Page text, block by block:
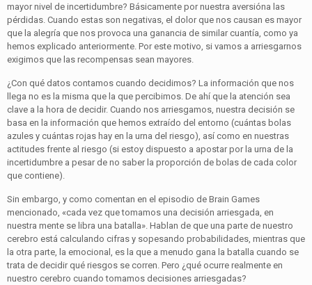
mayor nivel de incertidumbre? Básicamente por nuestra aversióna las
pérdidas. Cuando estas son negativas, el dolor que nos causan es mayor
que la alegría que nos provoca una ganancia de similar cuantía, como ya
hemos explicado anteriormente. Por este motivo, si vamos a arriesgarnos
exigimos que las recompensas sean mayores.
¿Con qué datos contamos cuando decidimos? La información que nos
llega no es la misma que la que percibimos. De ahí que la atención sea
clave a la hora de decidir. Cuando nos arriesgamos, nuestra decisión se
basa en la información que hemos extraído del entorno (cuántas bolas
azules y cuántas rojas hay en la urna del riesgo), así como en nuestras
actitudes frente al riesgo (si estoy dispuesto a apostar por la urna de la
incertidumbre a pesar de no saber la proporción de bolas de cada color
que contiene).
Sin embargo, y como comentan en el episodio de Brain Games
mencionado, «cada vez que tomamos una decisión arriesgada, en
nuestra mente se libra una batalla». Hablan de que una parte de nuestro
cerebro está calculando cifras y sopesando probabilidades, mientras que
la otra parte, la emocional, es la que a menudo gana la batalla cuando se
trata de decidir qué riesgos se corren. Pero ¿qué ocurre realmente en
nuestro cerebro cuando tomamos decisiones arriesgadas?